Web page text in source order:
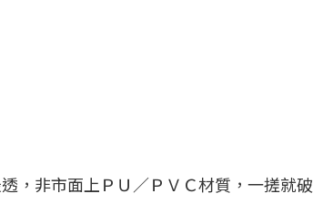
，非市面上ＰＵ／ＰＶＣ材質，一搓就破